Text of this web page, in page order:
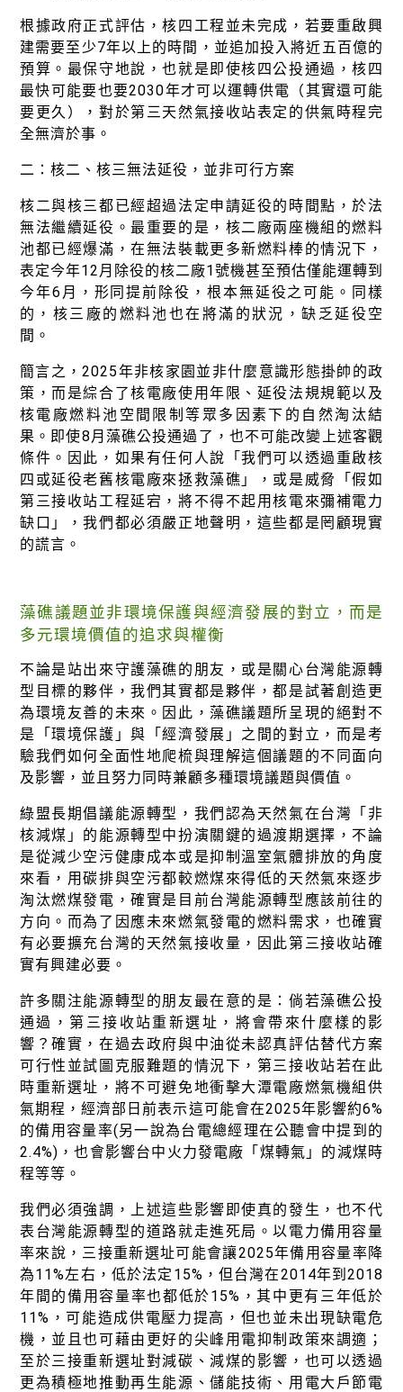
根據政府正式評估，核四工程並未完成，若要重啟興
建需要至少7年以上的時間，並追加投入將近五百億的
預算。最保守地說，也就是即使核四公投通過，核四
最快可能要也要2030年才可以運轉供電（其實還可能
要更久），對於第三天然氣接收站表定的供氣時程完
全無濟於事。
二：核二、核三無法延役，並非可行方案
核二與核三都已經超過法定申請延役的時間點，於法
無法繼續延役。最重要的是，核二廠兩座機組的燃料
池都已經爆滿，在無法裝載更多新燃料棒的情況下，
表定今年12月除役的核二廠1號機甚至預估僅能運轉到
今年6月，形同提前除役，根本無延役之可能。同樣
的，核三廠的燃料池也在將滿的狀況，缺乏延役空
間。
簡言之，2025年非核家園並非什麼意識形態掛帥的政
策，而是綜合了核電廠使用年限、延役法規規範以及
核電廠燃料池空間限制等眾多因素下的自然淘汰結
果。即使8月藻礁公投通過了，也不可能改變上述客觀
條件。因此，如果有任何人說「我們可以透過重啟核
四或延役老舊核電廠來拯救藻礁」，或是威脅「假如
第三接收站工程延宕，將不得不起用核電來彌補電力
缺口」，我們都必須嚴正地聲明，這些都是罔顧現實
的謊言。
藻礁議題並非環境保護與經濟發展的對立，而是
多元環境價值的追求與權衡
不論是站出來守護藻礁的朋友，或是關心台灣能源轉
型目標的夥伴，我們其實都是夥伴，都是試著創造更
為環境友善的未來。因此，藻礁議題所呈現的絕對不
是「環境保護」與「經濟發展」之間的對立，而是考
驗我們如何全面性地爬梳與理解這個議題的不同面向
及影響，並且努力同時兼顧多種環境議題與價值。
綠盟長期倡議能源轉型，我們認為天然氣在台灣「非
核減煤」的能源轉型中扮演關鍵的過渡期選擇，不論
是從減少空污健康成本或是抑制溫室氣體排放的角度
來看，用碳排與空污都較燃煤來得低的天然氣來逐步
淘汰燃煤發電，確實是目前台灣能源轉型應該前往的
方向。而為了因應未來燃氣發電的燃料需求，也確實
有必要擴充台灣的天然氣接收量，因此第三接收站確
實有興建必要。
許多關注能源轉型的朋友最在意的是：倘若藻礁公投
通過，第三接收站重新選址，將會帶來什麼樣的影
響？確實，在過去政府與中油從未認真評估替代方案
可行性並試圖克服難題的情況下，第三接收站若在此
時重新選址，將不可避免地衝擊大潭電廠燃氣機組供
氣期程，經濟部日前表示這可能會在2025年影響約6%
的備用容量率(另一說為台電總經理在公聽會中提到的
2.4%)，也會影響台中火力發電廠「煤轉氣」的減煤時
程等等。
我們必須強調，上述這些影響即使真的發生，也不代
表台灣能源轉型的道路就走進死局。以電力備用容量
率來說，三接重新選址可能會讓2025年備用容量率降
為11%左右，低於法定15%，但台灣在2014年到2018
年間的備用容量率也都低於15%，其中更有三年低於
11%，可能造成供電壓力提高，但也並未出現缺電危
機，並且也可藉由更好的尖峰用電抑制政策來調適；
至於三接重新選址對減碳、減煤的影響，也可以透過
更為積極地推動再生能源、儲能技術、用電大戶節電